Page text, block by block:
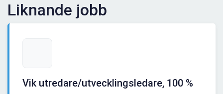
Liknande jobb
Vik utredare/utvecklingsledare, 100 %